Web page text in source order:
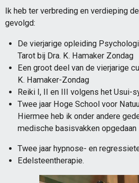
Ik heb ter verbreding en verdieping
gevolgd:
De vierjarige opleiding
Tarot bij Dra. K. Hamaker Zondag
Een groot deel van de vierjarige
K. Hamaker-Zondag
Reiki I, II en III volgens het Usui-
Twee jaar Hoge School voor
Hiermee heb ik onder andere
medische basisvakken opgedaan
Twee jaar hypnose- en
Edelsteentherapie.